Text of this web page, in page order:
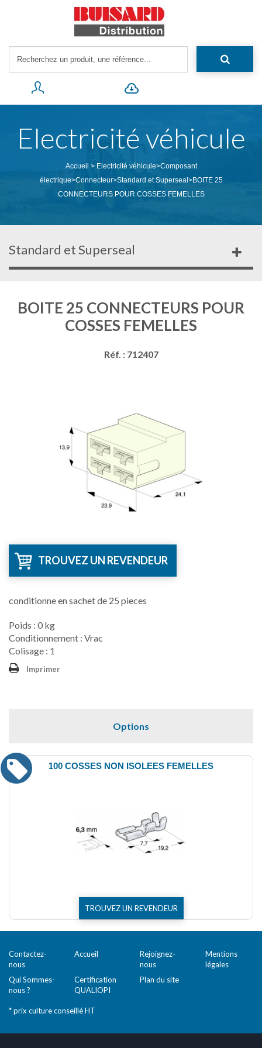
Electricité véhicule
Accueil > Electricité véhicule>Composant
électrique>Connecteur>Standard et Superseal >BOITE 25
CONNECTEURS POUR COSSES FEMELLES
Standard et Superseal
BOITE 25 CONNECTEURS POUR
COSSES FEMELLES
Réf. : 712407
TROUVEZ UN REVENDEUR
conditionne en sachet de 25 pieces
Poids : 0 kg
Conditionnement : Vrac
Colisage : 1
Imprimer
Options
100 COSSES NON ISOLEES FEMELLES
TROUVEZ UN REVENDEUR
Contactez-
nous
Accueil
Rejoignez-
nous
Mentions
légales
Qui Sommes-
nous ?
Certification
QUALIOPI
Plan du site
* prix culture conseillé HT